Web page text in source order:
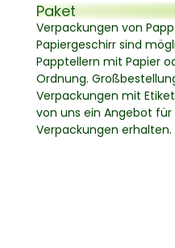
Paket
Verpackungen von
Papiergeschirr sind
Papptellern mit Papier
Ordnung.
Verpackungen mit
von uns ein Angebot
Verpackungen erhalten.